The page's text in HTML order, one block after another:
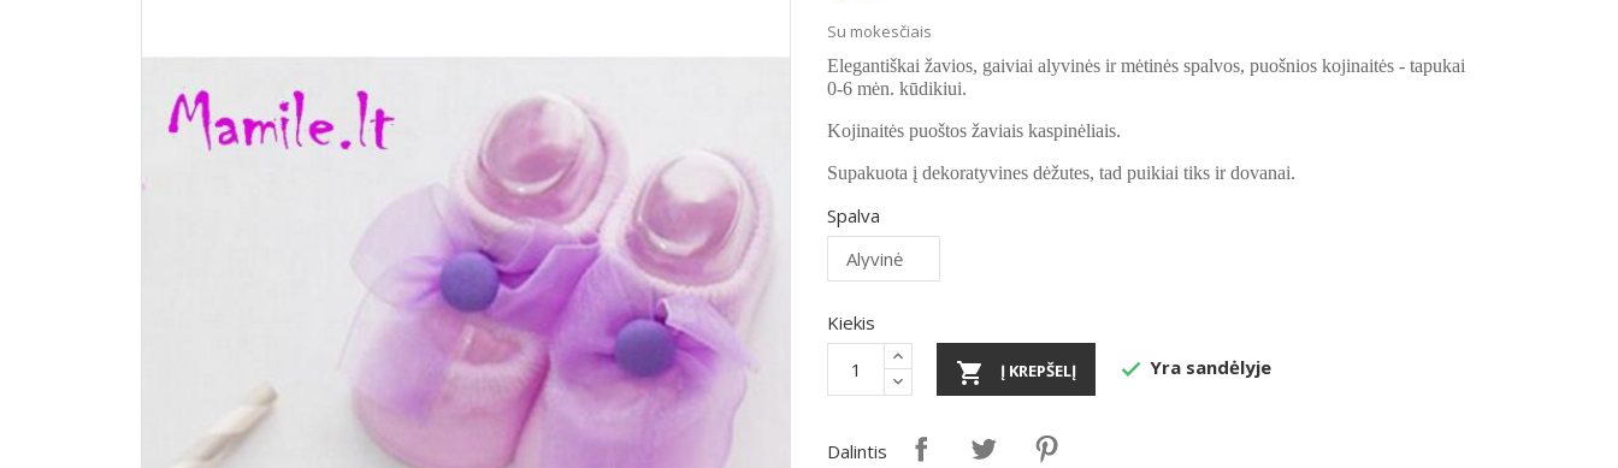
Su mokesčiais
Elegantiškai žavios, gaiviai alyvinės ir mėtinės spalvos, puošnios kojinaitės - tapukai
0-6 mėn. kūdikiui.
Kojinaitės puoštos žaviais kaspinėliais.
Supakuota į dekoratyvines dėžutes, tad puikiai tiks ir dovanai.
Spalva
Kiekis
 Į KREPŠELĮ  Yra sandėlyje
Dalintis